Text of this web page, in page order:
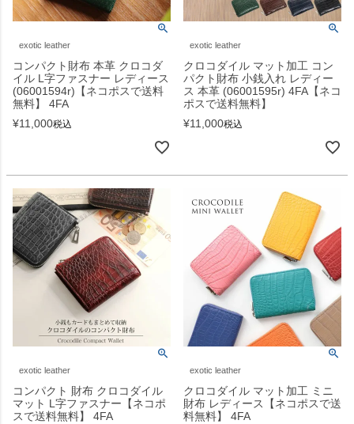
exotic leather
コンパクト財布 本革 クロコダ
イル L字ファスナー レディース
(06001594r)【ネコポスで送料
無料】 4FA
¥11,000税込
exotic leather
クロコダイル マット加工 コン
パクト財布 小銭入れ レディー
ス 本革 (06001595r) 4FA【ネコ
ポスで送料無料】
¥11,000税込
exotic leather
コンパクト 財布 クロコダイル
マット L字ファスナー【ネコポ
スで送料無料】 4FA
exotic leather
クロコダイル マット加工 ミニ
財布 レディース【ネコポスで送
料無料】 4FA